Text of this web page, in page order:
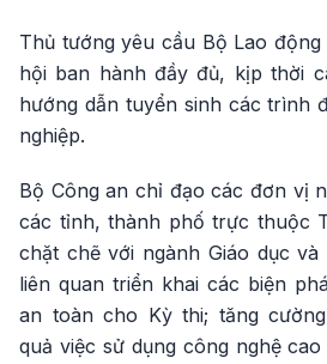
Thủ tướng yêu cầu Bộ Lao
hội ban hành đầy đủ, kịp thời
hướng dẫn tuyển sinh các trình
nghiệp.
Bộ Công an chỉ đạo các đơn vị
các tỉnh, thành phố trực thuộc
chặt chẽ với ngành Giáo dục
liên quan triển khai các biện
an toàn cho Kỳ thi; tăng
quả việc sử dụng công nghệ